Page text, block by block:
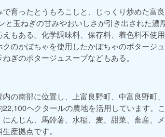
育ったとうもろこしと、じっくり炒めた富
と玉ねぎの甘みやおいしさが引き出された
えもある。化学調味料、保存料、着色料不使
のかぼちゃを使用したかぼちゃのポタージ
ぎのポタージュスープなどもある。
の南部に位置し、上富良野町、中富良野町
22,100ヘクタールの農地を活用しています。
にんじん、馬鈴薯、水稲、麦、甜菜、畜産、
産拠点です。